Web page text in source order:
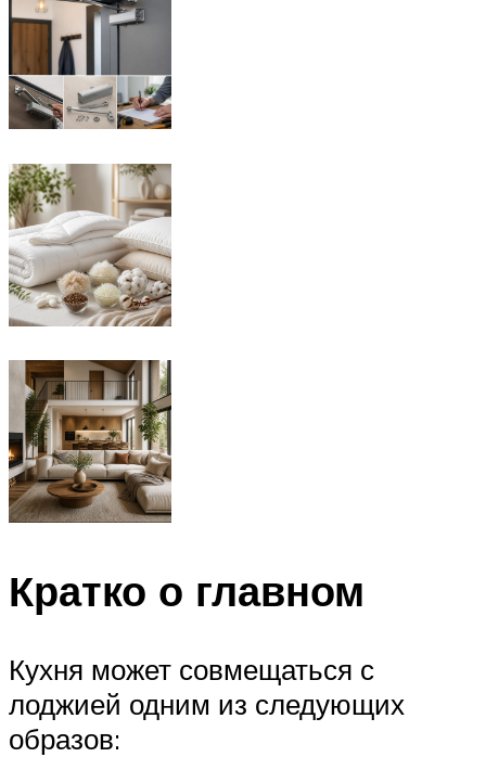
Кратко о главном
Кухня может совмещаться с
лоджией одним из следующих
образов: